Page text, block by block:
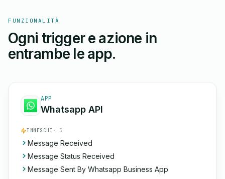
FUNZIONALITÀ
Ogni trigger e azione in
entrambe le app.
APP
Whatsapp API
INNESCHI · 3
Message Received
Message Status Received
Message Sent By Whatsapp Business App